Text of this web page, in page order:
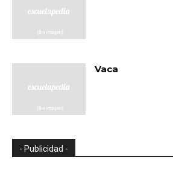
Vaca
- Publicidad -